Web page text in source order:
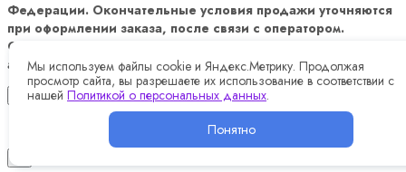
Федерации. Окончательные условия продажи уточняются
при оформлении заказа, после связи с оператором.
Оформление заказа, подтверждается направление в
адрес покупателя счетом на оплату
Мы используем файлы cookie и Яндекс.Метрику. Продолжая
просмотр сайта, вы разрешаете их использование в соответствии с
нашей Политикой о персональных данных.
Понятно